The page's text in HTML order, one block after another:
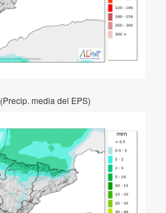
(Precip. media del EPS)